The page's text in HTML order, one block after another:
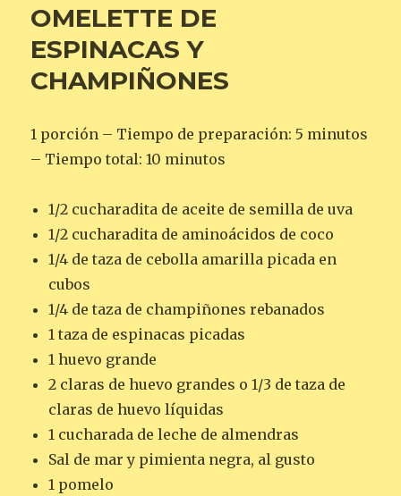
OMELETTE DE
ESPINACAS Y
CHAMPIÑONES
1 porción – Tiempo de preparación: 5 minutos
– Tiempo total: 10 minutos
1/2 cucharadita de aceite de semilla de uva
1/2 cucharadita de aminoácidos de coco
1/4 de taza de cebolla amarilla picada en
cubos
1/4 de taza de champiñones rebanados
1 taza de espinacas picadas
1 huevo grande
2 claras de huevo grandes o 1/3 de taza de
claras de huevo líquidas
1 cucharada de leche de almendras
Sal de mar y pimienta negra, al gusto
1 pomelo